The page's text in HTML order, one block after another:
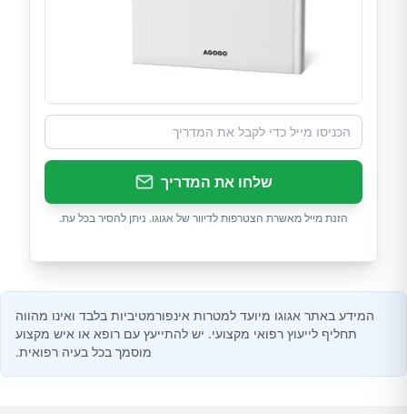
שלחו את המדריך
הזנת מייל מאשרת הצטרפות לדיוור של אגוגו. ניתן להסיר בכל עת.
המידע באתר אגוגו מיועד למטרות אינפורמטיביות בלבד ואינו מהווה
תחליף לייעוץ רפואי מקצועי. יש להתייעץ עם רופא או איש מקצוע
מוסמך בכל בעיה רפואית.